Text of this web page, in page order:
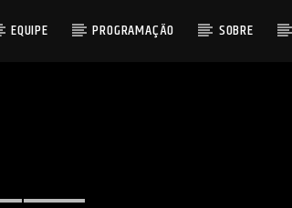
EQUIPE PROGRAMAÇÃO SOBRE